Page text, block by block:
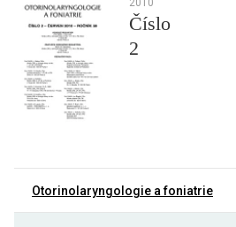
2010
Číslo
2
Otorinolaryngologie a foniatrie